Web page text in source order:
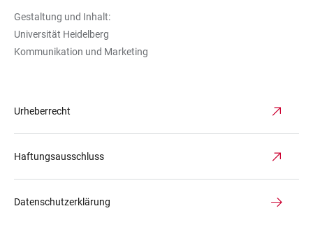
Gestaltung und Inhalt:
Universität Heidelberg
Kommunikation und Marketing
Urheberrecht
Haftungsausschluss
Datenschutzerklärung